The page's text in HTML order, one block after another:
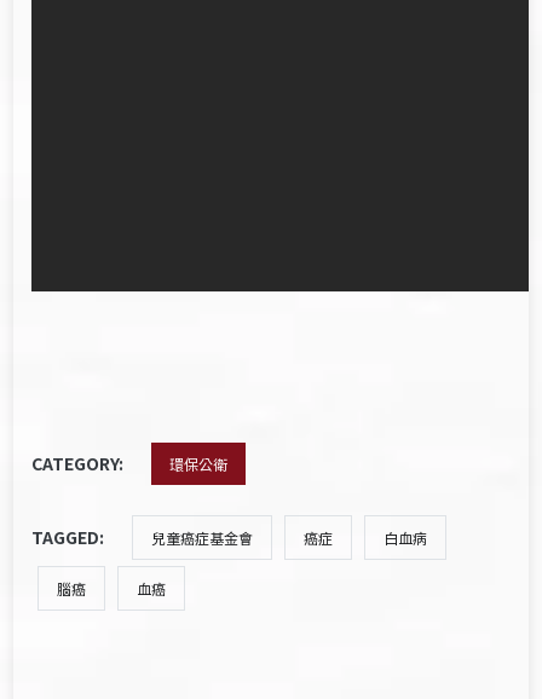
CATEGORY: 環保公衛
TAGGED: 兒童癌症基金會 癌症 白血病
腦癌 血癌